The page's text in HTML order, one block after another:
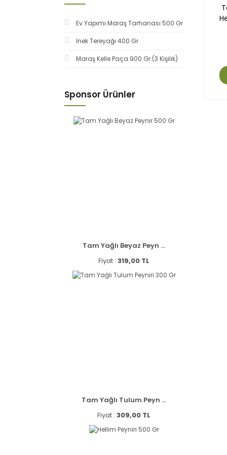
Ev Yapımı Maraş Tarhanası 500 Gr
İnek Tereyağı 400 Gr
Maraş Kelle Paça 900 Gr (3 Kişilik)
Sponsor Ürünler
Tam Yağlı Beyaz Peyn ...
Fiyat : 319,00 TL
Tam Yağlı Tulum Peyn ...
Fiyat : 309,00 TL